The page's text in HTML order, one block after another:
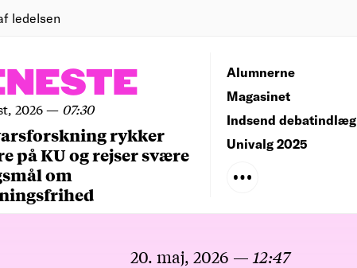
ledelsen
2026— 07:30
rykker
på KU og rejser svære
om
Alumnerne
Magasinet
Indsend debatindlæg
Univalg 2025
20. maj, 2026 — 12:47